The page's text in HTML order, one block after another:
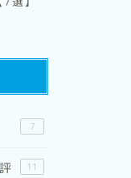
7
11